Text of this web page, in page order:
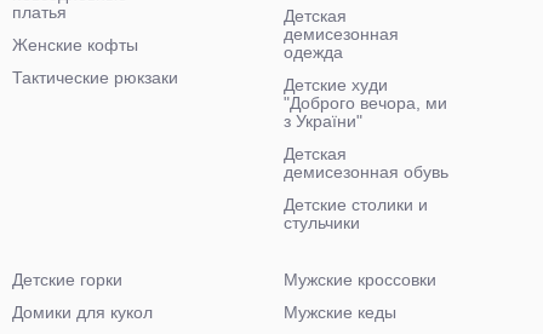
платья
Женские кофты
Тактические рюкзаки
Детская
демисезонная
одежда
Детские худи
"Доброго вечора, ми
з України"
Детская
демисезонная обувь
Детские столики и
стульчики
Детские горки
Домики для кукол
Мужские кроссовки
Мужские кеды